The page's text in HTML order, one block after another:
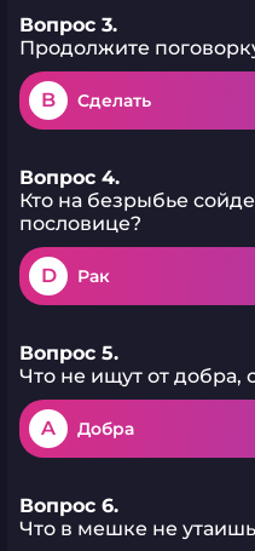
Вопрос 3.
Продолжите
B Сделать
Вопрос 4.
Кто на безрыбье
пословице?
D Рак
Вопрос 5.
Что не ищут от добра,
A Добра
Вопрос 6.
Что в мешке не